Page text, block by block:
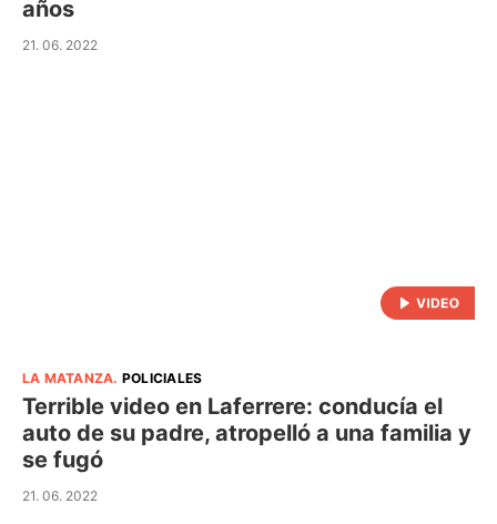
años
21. 06. 2022
LA MATANZA. POLICIALES
Terrible video en Laferrere: conducía el
auto de su padre, atropelló a una familia y
se fugó
21. 06. 2022